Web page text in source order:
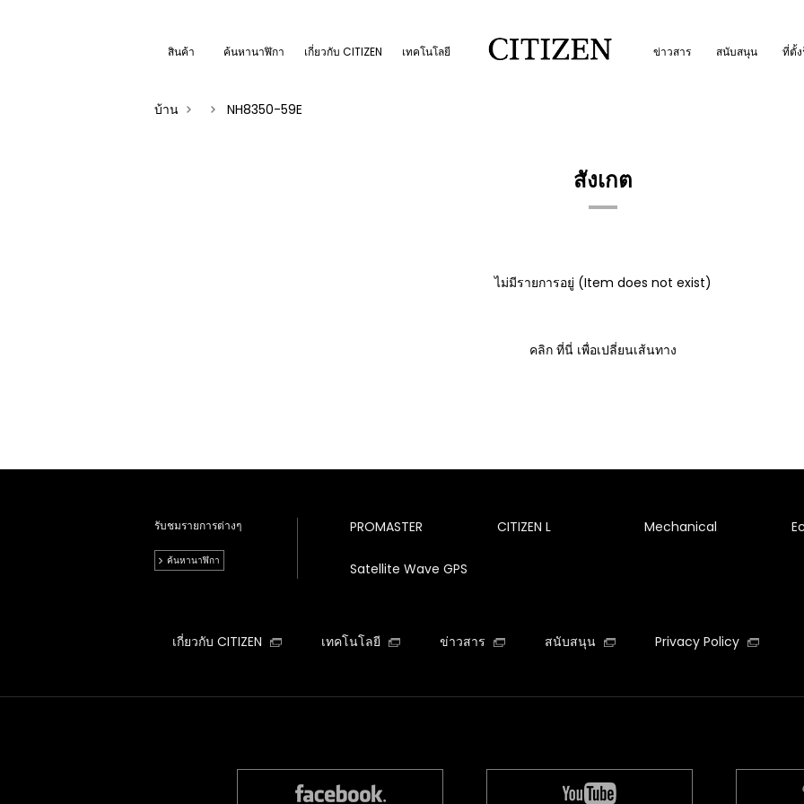
สินค้า ค้นหานาฬิกา เกี่ยวกับ CITIZEN เทคโนโลยี ข่าวสาร สนับสนุน ที่ตั้
บ้าน NH8350-59E
สังเกต
ไม่มีรายการอยู่ (Item does not exist)
คลิก ที่นี่ เพื่อเปลี่ยนเส้นทาง
รับชมรายการต่างๆ
ค้นหานาฬิกา
PROMASTER CITIZEN L Mechanical
Satellite Wave GPS
เกี่ยวกับ CITIZEN เทคโนโลยี ข่าวสาร สนับสนุน Privacy Policy